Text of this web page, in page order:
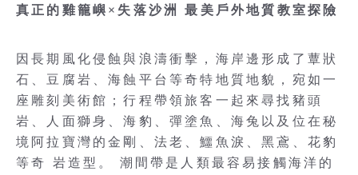
真正的雞籠嶼×失落沙洲 最美戶外地質教室探險
因長期風化侵蝕與浪濤衝擊，海岸邊形成了蕈狀
石、豆腐岩、海蝕平台等奇特地質地貌，宛如一
座雕刻美術館；行程帶領旅客一起來尋找豬頭
岩、人面獅身、海豹、彈塗魚、海兔以及位在秘
境阿拉寶灣的金剛、法老、鱷魚淚、黑鳶、花豹
等奇 岩造型。 潮間帶是人類最容易接觸海洋的